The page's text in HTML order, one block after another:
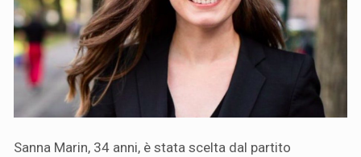
Sanna Marin, 34 anni, è stata scelta dal partito